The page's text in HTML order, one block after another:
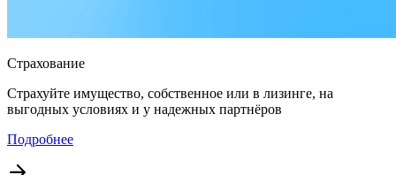
Страхование
Страхуйте имущество, собственное или в лизинге, на
выгодных условиях и у надежных партнёров
Подробнее